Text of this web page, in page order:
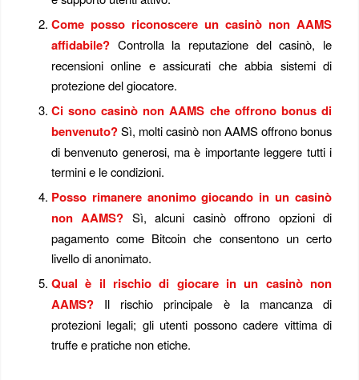
Come posso riconoscere un casinò non AAMS
affidabile?Controlla la reputazione del casinò, le
recensioni online e assicurati che abbia sistemi di
protezione del giocatore.
Ci sono casinò non AAMS che offrono bonus di
benvenuto?Sì, molti casinò non AAMS offrono bonus
di benvenuto generosi, ma è importante leggere tutti i
termini e le condizioni.
Posso rimanere anonimo giocando in un casinò
non AAMS? Sì, alcuni casinò offrono opzioni di
pagamento come Bitcoin che consentono un certo
livello di anonimato.
Qual è il rischio di giocare in un casinò non
AAMS?Il rischio principale è la mancanza di
protezioni legali; gli utenti possono cadere vittima di
truffe e pratiche non etiche.